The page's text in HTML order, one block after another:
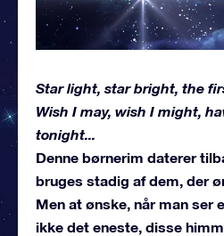
Star light, star bright, the
Wish I may, wish I might,
tonight...
Denne børnerim daterer
bruges stadig af dem, der
Men at ønske, når man ser
ikke det eneste, disse